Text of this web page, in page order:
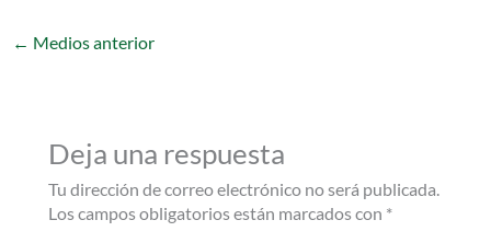
← Medios anterior
Deja una respuesta
Tu dirección de correo electrónico no será publicada.
Los campos obligatorios están marcados con *